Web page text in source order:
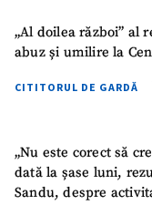
„Al doilea război” al
abuz și umilire la
CITITORUL DE GARDĂ
„Nu este corect să
dată la șase luni,
Sandu, despre